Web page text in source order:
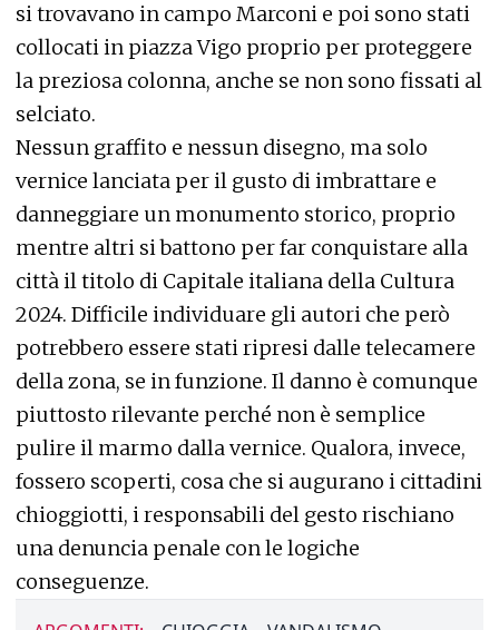
si trovavano in campo Marconi e poi sono stati
collocati in piazza Vigo proprio per proteggere
la preziosa colonna, anche se non sono fissati al
selciato.
Nessun graffito e nessun disegno, ma solo
vernice lanciata per il gusto di imbrattare e
danneggiare un monumento storico, proprio
mentre altri si battono per far conquistare alla
città il titolo di Capitale italiana della Cultura
2024. Difficile individuare gli autori che però
potrebbero essere stati ripresi dalle telecamere
della zona, se in funzione. Il danno è comunque
piuttosto rilevante perché non è semplice
pulire il marmo dalla vernice. Qualora, invece,
fossero scoperti, cosa che si augurano i cittadini
chioggiotti, i responsabili del gesto rischiano
una denuncia penale con le logiche
conseguenze.